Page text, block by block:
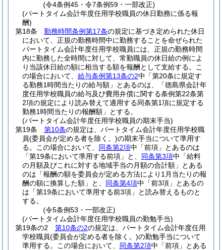
(令4条例45・令7条例59・一部改正)
(パートタイム会計年度任用学校職員の休日勤務に係る報
酬)
第18条
勤務時間条例第17条の規定に基づき定められた休日
において、正規の勤務時間中に勤務することを命ぜられた
パートタイム会計年度任用学校職員には、正規の勤務時間
内に勤務した全時間に対して、常勤職員の休日給の例によ
り当該休日給の額に相当する額を報酬として支給する。
こ
の場合において、 給与条例第13条の2中「第20条に規定す
る勤務1時間当たりの給与額」とあるのは、「徳島県会計年
度任用学校職員の給与及び費用弁償に関する条例第22条第
2項の規定により読み替えて適用する同条第1項に規定する
勤務1時間当たりの報酬額」とする。
(パートタイム会計年度任用学校職員の期末手当)
第19条
第10条の規定は、パートタイム会計年度任用学校職
員(委員会が定める者を除く。)の期末手当について準用す
る。
この場合において、 同条第2項中「前項」とあるのは
「第19条において準用する前項」と、 同条第3項中「給料
の月額及びこれに対する地域手当の月額の合計額」とある
のは「報酬の額を委員会が定める方法により1月当たりの報
酬の額に換算した額」と、 同条第4項中「前3項」とあるの
は「第19条において準用する前3項」と読み替えるものと
する。
(令5条例53・一部改正)
(パートタイム会計年度任用学校職員の勤勉手当)
第19条の2
第10条の2の規定は、パートタイム会計年度任用
学校職員(委員会が定める者を除く。)の勤勉手当について
準用する。
この場合において、 同条第2項中「前項」とある